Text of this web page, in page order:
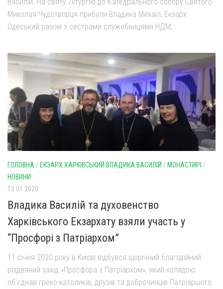
Миколая Чудотворця прибули Владика Михаїл, Екзарх
Одеський разом з сестрами служебницями НДМ,...
ГОЛОВНА / ЕКЗАРХ ХАРКІВСЬКИЙ ВЛАДИКА ВАСИЛІЙ / МОНАСТИРІ /
НОВИНИ
13.01.2020
Владика Василій та духовенство
Харківського Екзархату взяли участь у
“Просфорі з Патріархом”
11 січня 2020 року в Києві відбувся щорічний благодійний
різдвяний захід «Просфора з Патріархом», який колядою
об’єднав греко-католиків, друзів та доброчинців Патріаршого